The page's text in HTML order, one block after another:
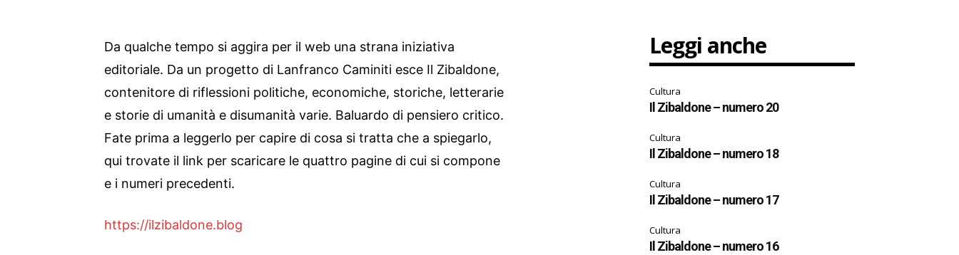
Da qualche tempo si aggira per il web una strana iniziativa
editoriale. Da un progetto di Lanfranco Caminiti esce Il Zibaldone,
contenitore di riflessioni politiche, economiche, storiche, letterarie
e storie di umanità e disumanità varie. Baluardo di pensiero critico.
Fate prima a leggerlo per capire di cosa si tratta che a spiegarlo,
qui trovate il link per scaricare le quattro pagine di cui si compone
e i numeri precedenti.
https://ilzibaldone.blog
Leggi anche
Cultura
Il Zibaldone – numero 20
Cultura
Il Zibaldone – numero 18
Cultura
Il Zibaldone – numero 17
Cultura
Il Zibaldone – numero 16